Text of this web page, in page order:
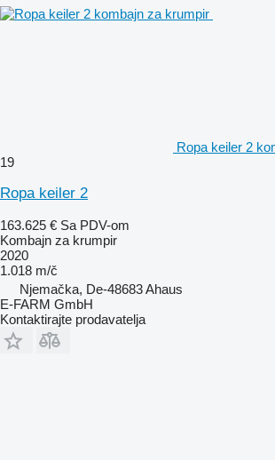
Ropa keiler 2
19
Ropa keiler 2
163.625 € Sa PDV-om
Kombajn za krumpir
2020
1.018 m/č
Njemačka, De-48683 Ahaus
E-FARM GmbH
Kontaktirajte prodavatelja